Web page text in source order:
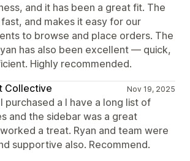
and it has been a great fit. The
and makes it easy for our
to browse and place orders. The
has also been excellent — quick,
Highly recommended.
Collective
Nov 19, 2025
purchased a I have a long list of
and the sidebar was a great
a treat. Ryan and team were
supportive also. Recommend.